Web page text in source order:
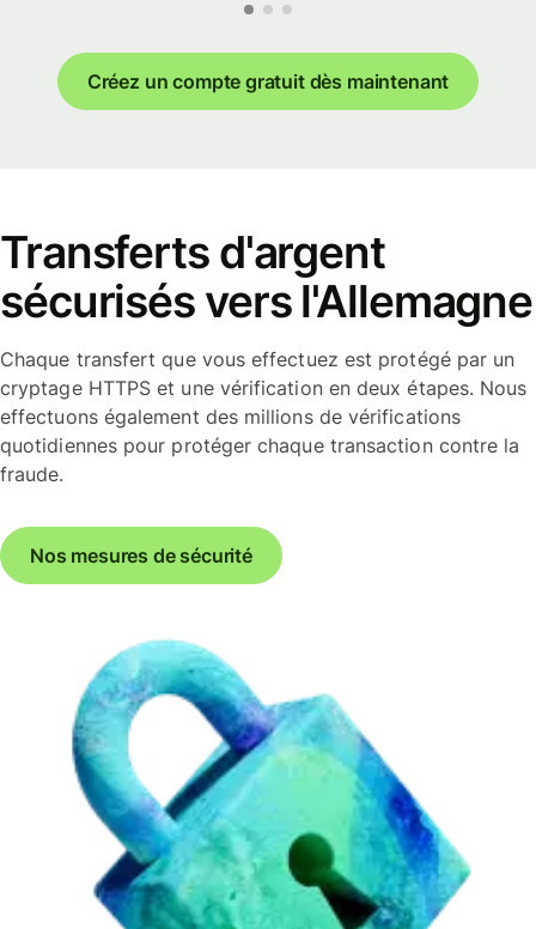
Créez un compte gratuit dès maintenant
Transferts d'argent
sécurisés vers l'Allemagne
Chaque transfert que vous effectuez est protégé par un
cryptage HTTPS et une vérification en deux étapes. Nous
effectuons également des millions de vérifications
quotidiennes pour protéger chaque transaction contre la
fraude.
Nos mesures de sécurité